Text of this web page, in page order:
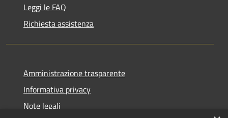
Leggi le FAQ
Richiesta assistenza
Amministrazione trasparente
Informativa privacy
Note legali